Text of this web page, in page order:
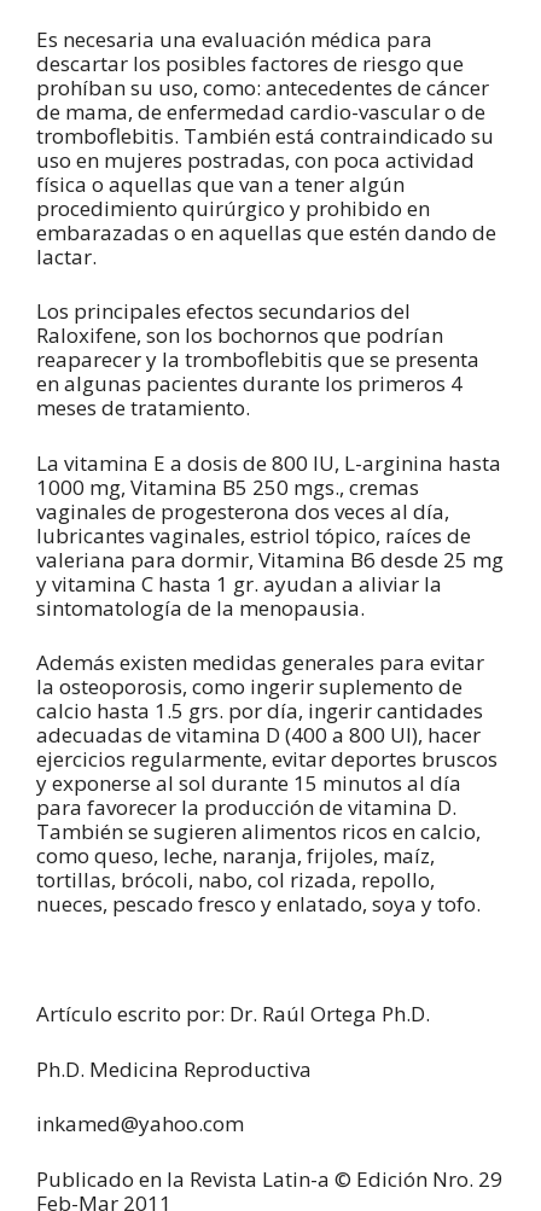
Es necesaria una evaluación médica para
descartar los posibles factores de riesgo que
prohíban su uso, como: antecedentes de cáncer
de mama, de enfermedad cardio-vascular o de
tromboflebitis. También está contraindicado su
uso en mujeres postradas, con poca actividad
física o aquellas que van a tener algún
procedimiento quirúrgico y prohibido en
embarazadas o en aquellas que estén dando de
lactar.
Los principales efectos secundarios del
Raloxifene, son los bochornos que podrían
reaparecer y la tromboflebitis que se presenta
en algunas pacientes durante los primeros 4
meses de tratamiento.
La vitamina E a dosis de 800 IU, L-arginina hasta
1000 mg, Vitamina B5 250 mgs., cremas
vaginales de progesterona dos veces al día,
lubricantes vaginales, estriol tópico, raíces de
valeriana para dormir, Vitamina B6 desde 25 mg
y vitamina C hasta 1 gr. ayudan a aliviar la
sintomatología de la menopausia.
Además existen medidas generales para evitar
la osteoporosis, como ingerir suplemento de
calcio hasta 1.5 grs. por día, ingerir cantidades
adecuadas de vitamina D (400 a 800 UI), hacer
ejercicios regularmente, evitar deportes bruscos
y exponerse al sol durante 15 minutos al día
para favorecer la producción de vitamina D.
También se sugieren alimentos ricos en calcio,
como queso, leche, naranja, frijoles, maíz,
tortillas, brócoli, nabo, col rizada, repollo,
nueces, pescado fresco y enlatado, soya y tofo.
Artículo escrito por: Dr. Raúl Ortega Ph.D.
Ph.D. Medicina Reproductiva
inkamed@yahoo.com
Publicado en la Revista Latin-a © Edición Nro. 29
Feb-Mar 2011